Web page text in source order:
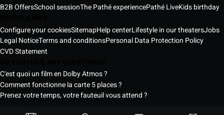
B2B OffersSchool sessionThe Pathé experiencePathé LiveKids birthday
Configure your cookiesSitemapHelp centerLifestyle in our theatersJobs
Legal NoticeTerms and conditionsPersonal Data Protection Policy
CVD Statement
C'est quoi un film en Dolby Atmos ?
Comment fonctionne la carte 5 places ?
Prenez votre temps, votre fauteuil vous attend ?